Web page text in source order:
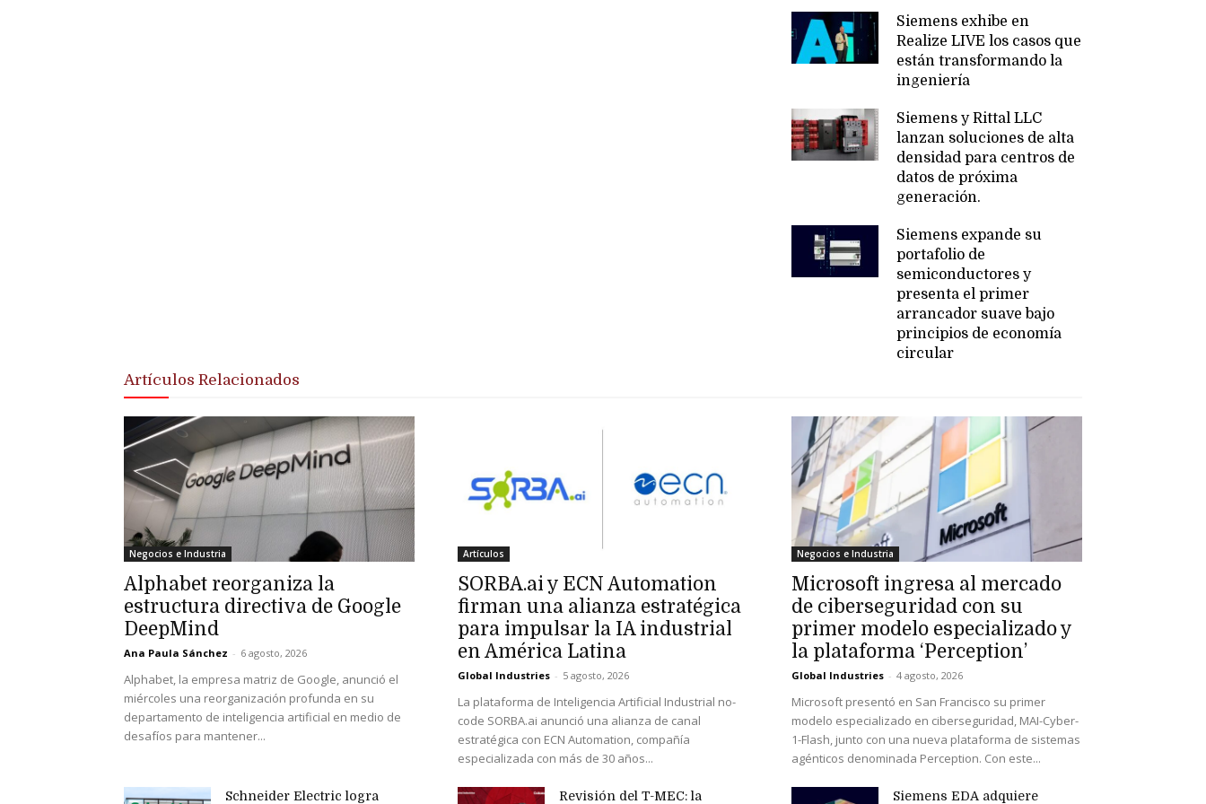
Siemens exhibe en
Realize LIVE los casos que
están transformando la
ingeniería
Siemens y Rittal LLC
lanzan soluciones de alta
densidad para centros de
datos de próxima
generación.
Siemens expande su
portafolio de
semiconductores y
presenta el primer
arrancador suave bajo
principios de economía
circular
Artículos Relacionados
Negocios e Industria
Alphabet reorganiza la
estructura directiva de Google
DeepMind
Ana Paula Sánchez - 6 agosto, 2026
Alphabet, la empresa matriz de Google, anunció el
miércoles una reorganización profunda en su
departamento de inteligencia artificial en medio de
desafíos para mantener...
Artículos
SORBA.ai y ECN Automation
firman una alianza estratégica
para impulsar la IA industrial
en América Latina
Global Industries - 5 agosto, 2026
La plataforma de Inteligencia Artificial Industrial no-
code SORBA.ai anunció una alianza de canal
estratégica con ECN Automation, compañía
especializada con más de 30 años...
Negocios e Industria
Microsoft ingresa al mercado
de ciberseguridad con su
primer modelo especializado y
la plataforma ‘Perception’
Global Industries - 4 agosto, 2026
Microsoft presentó en San Francisco su primer
modelo especializado en ciberseguridad, MAI-Cyber-
1-Flash, junto con una nueva plataforma de sistemas
agénticos denominada Perception. Con este...
Schneider Electric logra Revisión del T-MEC: la Siemens EDA adquiere